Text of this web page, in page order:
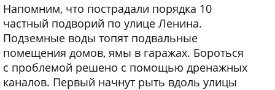
Напомним, что пострадали порядка 10
частный подворий по улице Ленина.
Подземные воды топят подвальные
помещения домов, ямы в гаражах. Бороться
с проблемой решено с помощью дренажных
каналов. Первый начнут рыть вдоль улицы